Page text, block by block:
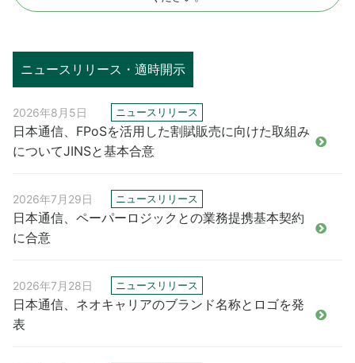
ニュースリリース・適時開示
2026年8月5日 ニュースリリース
日本通信、FPoSを活用した割賦販売に向けた取組み
についてJINSと基本合意
2026年7月29日 ニュースリリース
日本通信、ペーパーロジックとの業務提携基本契約
に合意
2026年7月28日 ニュースリリース
日本通信、ネオキャリアのブランド名称とロゴを発
表